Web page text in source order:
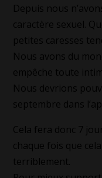
Depuis nous
caractère sexuel.
petites caresses
Nous avons du
empêche toute
Nous devrions
septembre dans
Cela fera donc 7
chaque fois que
terriblement.